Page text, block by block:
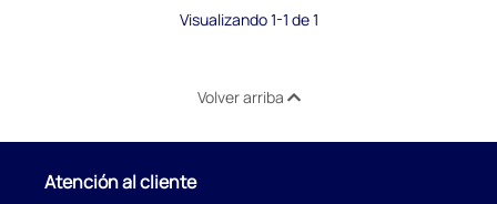
Visualizando 1-1 de 1
Volver arriba
Atención al cliente